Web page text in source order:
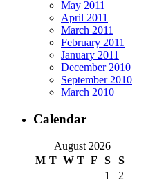
May 2011
April 2011
March 2011
February 2011
January 2011
December 2010
September 2010
March 2010
Calendar
August 2026
M T W T F S
S
1
2